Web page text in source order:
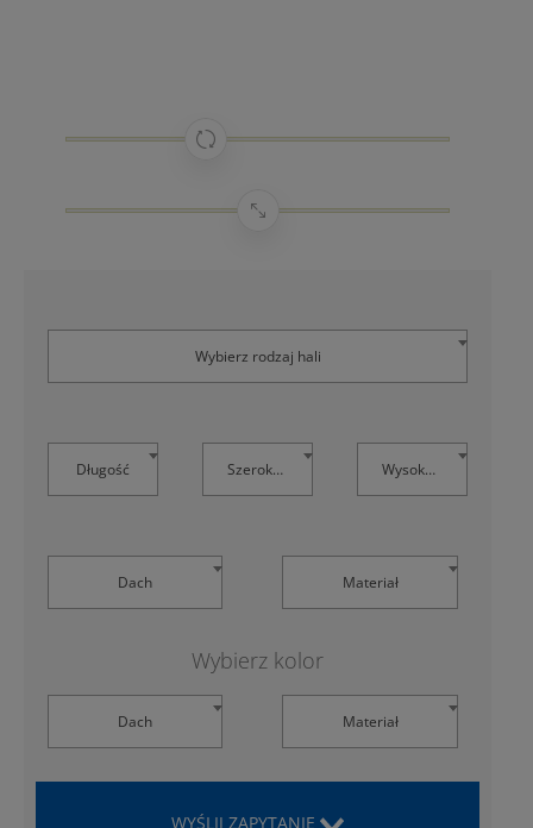
Wybierz rodzaj hali
Długość Szerokość Wysokość
Dach Materiał
Wybierz kolor
Dach Materiał
WYŚLIJ ZAPYTANIE